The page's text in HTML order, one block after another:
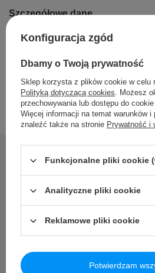
Szczegółowe dane
Opinie
Potrzebujesz
Zadaj pytanie a my odpowiemy
Konfiguracja zgód
Dbamy o Twoją prywatność
Sklep korzysta z plików cookie w celu
Polityką dotyczącą cookies. Możesz
przechowywania lub dostępu do
Więcej informacji na temat warunków i
znaleźć także na stronie Prywatność i
Funkcjonalne pliki cookie
Analityczne pliki cookie
Reklamowe pliki cookie
Potwierdzam